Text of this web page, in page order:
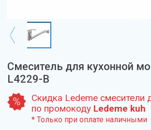
Смеситель для кухонной
L4229-B
Скидка Ledeme смесители
по промокоду Ledeme kuh
* Только при оплате наличными